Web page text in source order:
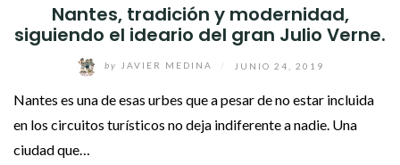
Nantes, tradición y modernidad,
siguiendo el ideario del gran Julio Verne.
by JAVIER MEDINA JUNIO 24, 2019
Nantes es una de esas urbes que a pesar de no estar incluida
en los circuitos turísticos no deja indiferente a nadie. Una
ciudad que…